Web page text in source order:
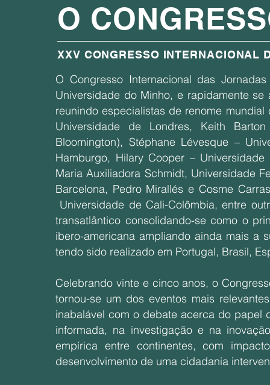
O
XXV CONGRESSO INTERNACIONAL
O Congresso Internacional das
Universidade do Minho, e rapidamente
reunindo especialistas de renome
Universidade de Londres, Keith
Bloomington), Stéphane Lévesque –
Hamburgo, Hilary Cooper –
Maria Auxiliadora Schmidt, Universidade
Barcelona, Pedro Mirallés e Cosme
Universidade de Cali-Colômbia, entre
transatlântico consolidando-se como o
ibero-americana ampliando ainda mais a
tendo sido realizado em Portugal, Brasil,
Celebrando vinte e cinco anos, o
tornou-se um dos eventos mais
inabalável com o debate acerca do papel
informada, na investigação e na
empírica entre continentes, com
desenvolvimento de uma cidadania